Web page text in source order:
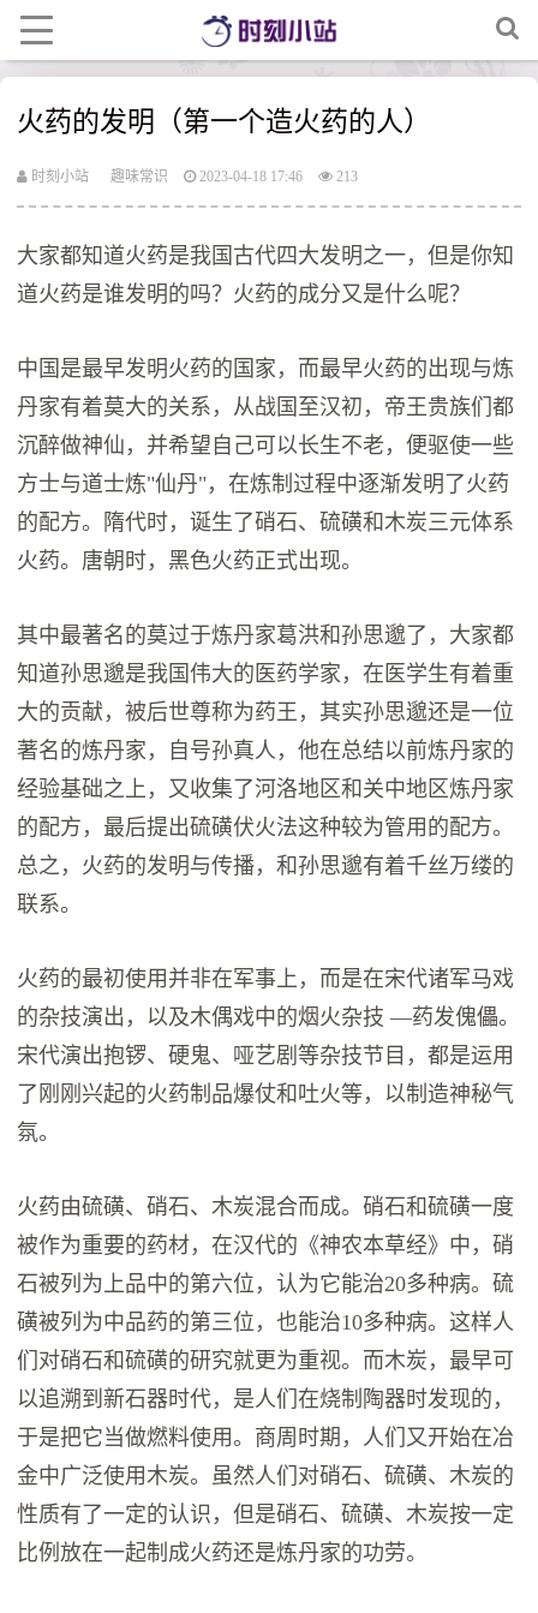
火药的发明（第一个造火药的人）
时刻小站 趣味常识 2023-04-18 17:46 213
大家都知道火药是我国古代四大发明之一，但是你知
道火药是谁发明的吗？火药的成分又是什么呢？
中国是最早发明火药的国家，而最早火药的出现与炼
丹家有着莫大的关系，从战国至汉初，帝王贵族们都
沉醉做神仙，并希望自己可以长生不老，便驱使一些
方士与道士炼"仙丹"，在炼制过程中逐渐发明了火药
的配方。隋代时，诞生了硝石、硫磺和木炭三元体系
火药。唐朝时，黑色火药正式出现。
其中最著名的莫过于炼丹家葛洪和孙思邈了，大家都
知道孙思邈是我国伟大的医药学家，在医学生有着重
大的贡献，被后世尊称为药王，其实孙思邈还是一位
著名的炼丹家，自号孙真人，他在总结以前炼丹家的
经验基础之上，又收集了河洛地区和关中地区炼丹家
的配方，最后提出硫磺伏火法这种较为管用的配方。
总之，火药的发明与传播，和孙思邈有着千丝万缕的
联系。
火药的最初使用并非在军事上，而是在宋代诸军马戏
的杂技演出，以及木偶戏中的烟火杂技 —药发傀儡。
宋代演出抱锣、硬鬼、哑艺剧等杂技节目，都是运用
了刚刚兴起的火药制品爆仗和吐火等，以制造神秘气
氛。
火药由硫磺、硝石、木炭混合而成。硝石和硫磺一度
被作为重要的药材，在汉代的《神农本草经》中，硝
石被列为上品中的第六位，认为它能治20多种病。硫
磺被列为中品药的第三位，也能治10多种病。这样人
们对硝石和硫磺的研究就更为重视。而木炭，最早可
以追溯到新石器时代，是人们在烧制陶器时发现的，
于是把它当做燃料使用。商周时期，人们又开始在冶
金中广泛使用木炭。虽然人们对硝石、硫磺、木炭的
性质有了一定的认识，但是硝石、硫磺、木炭按一定
比例放在一起制成火药还是炼丹家的功劳。